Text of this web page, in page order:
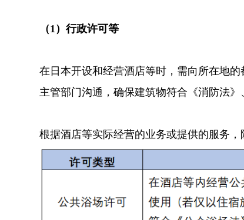
（1）行政许可等
在日本开设和经营酒店等时，需向所在地
主管部门沟通，确保建筑物符合《消防法
根据酒店等实际经营的业务或提供的服务